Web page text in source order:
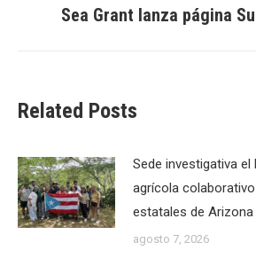
Next
Sea Grant lanza página
Related Posts
Sede investigativa el
agrícola
estatales de
agosto 7, 2026